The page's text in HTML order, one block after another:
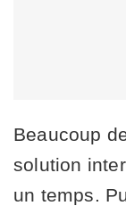
Beaucoup
solution
un temps.